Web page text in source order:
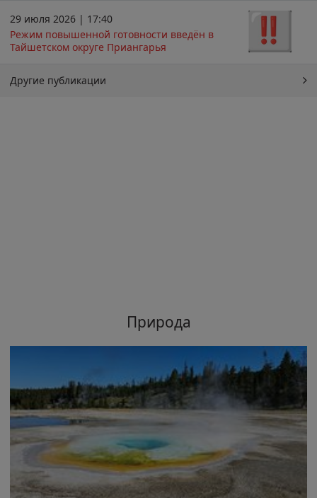
29 июля 2026 | 17:40
Режим повышенной готовности введён в
Тайшетском округе Приангарья
Другие публикации
Природа